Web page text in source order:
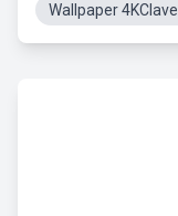
Wallpaper 4KClave